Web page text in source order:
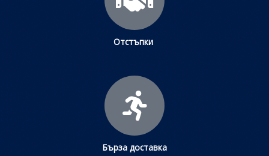
Отстъпки
Бърза доставка